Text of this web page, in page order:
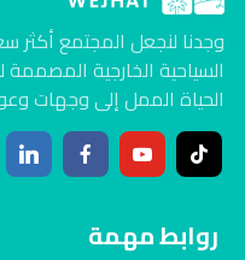
وجدنا لنجعل المجتمع أكثر
السياحية الخارجية
الحياة الممل إلى وجهات
روابط مهمة